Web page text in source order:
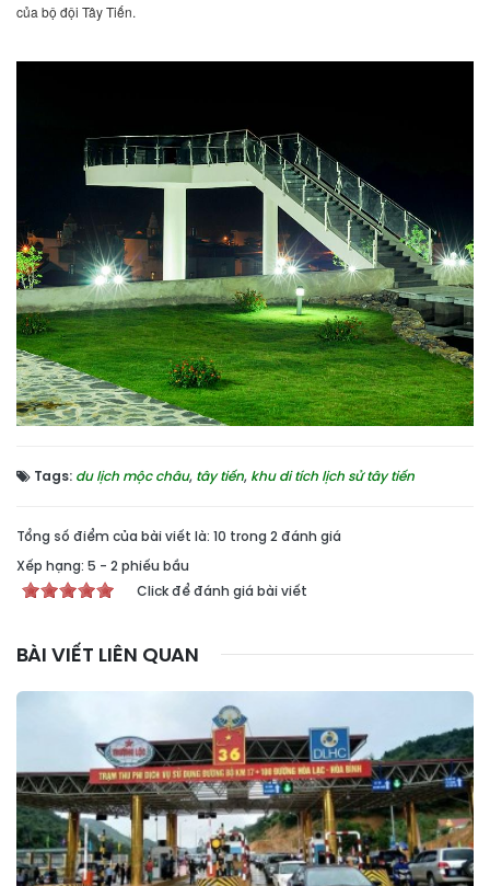
của bộ đội Tây Tiến.
Tags: du lịch mộc châu, tây tiến, khu di tích lịch sử tây tiến
Tổng số điểm của bài viết là: 10 trong 2 đánh giá
Xếp hạng: 5 - 2 phiếu bầu
Click để đánh giá bài viết
BÀI VIẾT LIÊN QUAN